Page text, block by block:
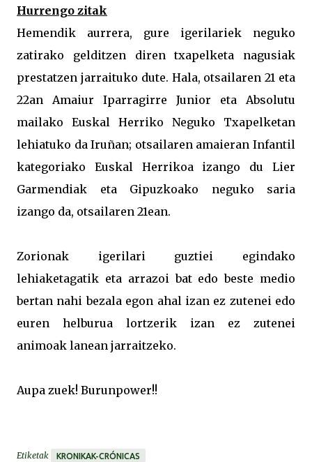
Hurrengo zitak
Hemendik aurrera, gure igerilariek neguko
zatirako gelditzen diren txapelketa nagusiak
prestatzen jarraituko dute. Hala, otsailaren 21 eta
22an Amaiur Iparragirre Junior eta Absolutu
mailako Euskal Herriko Neguko Txapelketan
lehiatuko da Iruñan; otsailaren amaieran Infantil
kategoriako Euskal Herrikoa izango du Lier
Garmendiak eta Gipuzkoako neguko saria
izango da, otsailaren 21ean.
Zorionak igerilari guztiei egindako
lehiaketagatik eta arrazoi bat edo beste medio
bertan nahi bezala egon ahal izan ez zutenei edo
euren helburua lortzerik izan ez zutenei
animoak lanean jarraitzeko.
Aupa zuek! Burunpower!!
Etiketak KRONIKAK-CRÓNICAS